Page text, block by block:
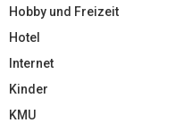
Hobby und Freizeit
Hotel
Internet
Kinder
KMU